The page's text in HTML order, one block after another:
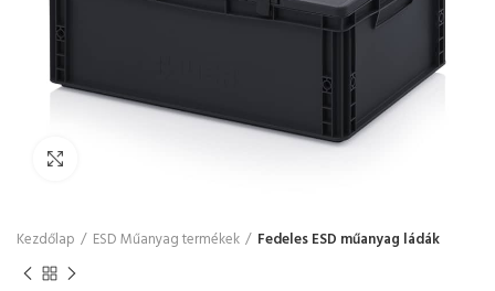
Kezdőlap ESD Műanyag termékek Fedeles ESD műanyag ládák